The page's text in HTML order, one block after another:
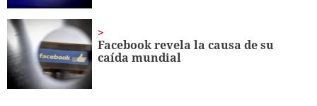
Facebook revela la causa de su
caída mundial